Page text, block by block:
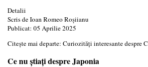
Detalii
Scris deIoan Romeo Roșiianu
Publicat: 05 Aprilie 2025
Citește mai departe: Curiozități interesante despre
Ce nu știați despre Japonia